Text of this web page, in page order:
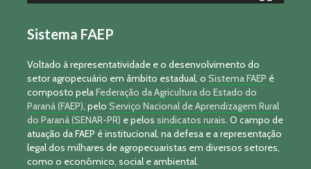
Sistema FAEP
Voltado à representatividade e o desenvolvimento do
setor agropecuário em âmbito estadual, o Sistema FAEP é
composto pelaFederação da Agricultura do Estado do
Paraná (FAEP), pelo Serviço Nacional de Aprendizagem Rural
do Paraná (SENAR-PR) e pelos sindicatos rurais. O campo de
atuação da FAEP é institucional, na defesa e a representação
legal dos milhares de agropecuaristas em diversos setores,
como o econômico, social e ambiental.